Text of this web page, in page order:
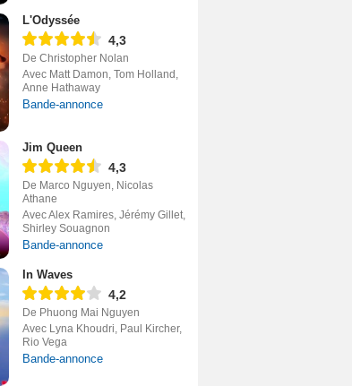
L'Odyssée
4,3
De Christopher Nolan
Avec Matt Damon, Tom Holland,
Anne Hathaway
Bande-annonce
Jim Queen
4,3
De Marco Nguyen, Nicolas
Athane
Avec Alex Ramires, Jérémy Gillet,
Shirley Souagnon
Bande-annonce
In Waves
4,2
De Phuong Mai Nguyen
Avec Lyna Khoudri, Paul Kircher,
Rio Vega
Bande-annonce